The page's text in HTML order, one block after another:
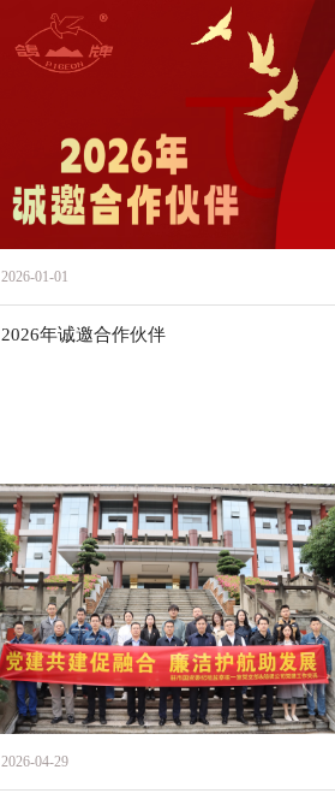
2026-01-01
2026年诚邀合作伙伴
2026-04-29